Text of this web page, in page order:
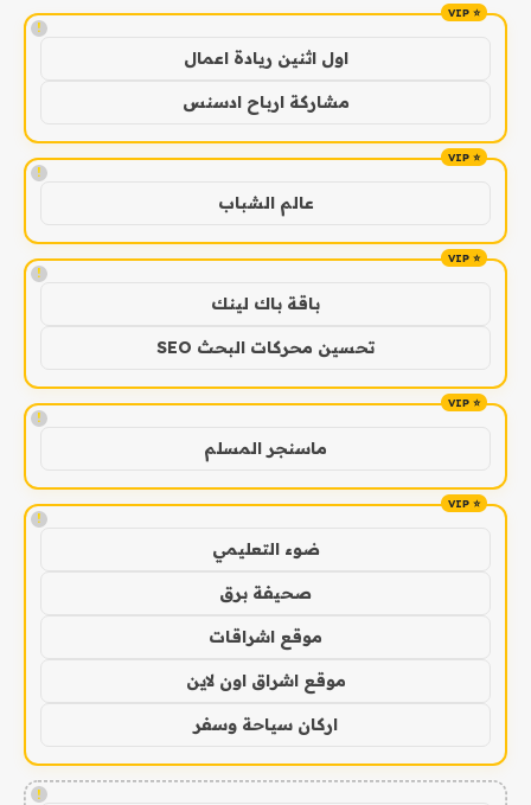
!
اول اثنين ريادة اعمال
مشاركة ارباح ادسنس
!
عالم الشباب
!
باقة باك لينك
تحسين محركات البحث SEO
!
ماسنجر المسلم
!
ضوء التعليمي
صحيفة برق
موقع اشراقات
موقع اشراق اون لاين
اركان سياحة وسفر
!